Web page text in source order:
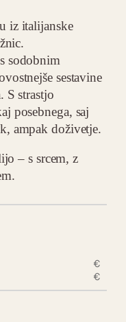
iz italijanske
sodobnim
sestavine
S strastjo
posebnega, saj
ampak doživetje.
– s srcem, z
€
€